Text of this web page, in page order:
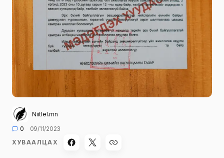
Niitlel.mn
0
09/11/2023
ХУВААЛЦАХ